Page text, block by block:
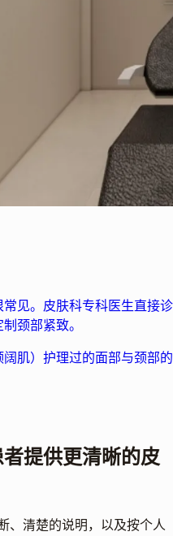
见。皮肤科专科医生直接诊
颈部紧致。
肌） 护理过的面部与颈部的
提供更清晰的皮
、清楚的说明，以及按个人